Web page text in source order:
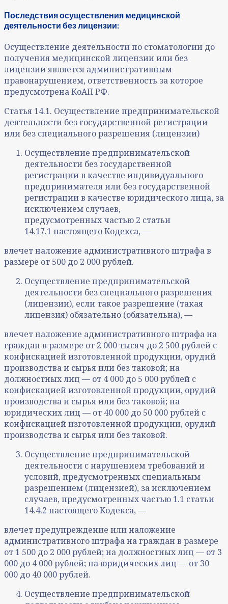
Последствия осуществления медицинской
деятельности без лицензии:
Осуществление деятельности по стоматологии до
получения медицинской лицензии или без
лицензии является административным
правонарушением, ответственность за которое
предусмотрена КоАП РФ.
Статья 14.1. Осуществление предпринимательской
деятельности без государственной регистрации
или без специального разрешения (лицензии)
Осуществление предпринимательской
деятельности без государственной
регистрации в качестве индивидуального
предпринимателя или без государственной
регистрации в качестве юридического лица, за
исключением случаев,
предусмотренных частью 2 статьи
14.17.1 настоящего Кодекса, —
влечет наложение административного штрафа в
размере от 500 до 2 000 рублей.
Осуществление предпринимательской
деятельности без специального разрешения
(лицензии), если такое разрешение (такая
лицензия) обязательно (обязательна), —
влечет наложение административного штрафа на
граждан в размере от 2 000 тысяч до 2 500 рублей с
конфискацией изготовленной продукции, орудий
производства и сырья или без таковой; на
должностных лиц — от 4 000 до 5 000 рублей с
конфискацией изготовленной продукции, орудий
производства и сырья или без таковой; на
юридических лиц — от 40 000 до 50 000 рублей с
конфискацией изготовленной продукции, орудий
производства и сырья или без таковой.
Осуществление предпринимательской
деятельности с нарушением требований и
условий, предусмотренных специальным
разрешением (лицензией), за исключением
случаев, предусмотренных частью 1.1 статьи
14.4.2 настоящего Кодекса, —
влечет предупреждение или наложение
административного штрафа на граждан в размере
от 1 500 до 2 000 рублей; на должностных лиц — от 3
000 до 4 000 рублей; на юридических лиц — от 30
000 до 40 000 рублей.
Осуществление предпринимательской